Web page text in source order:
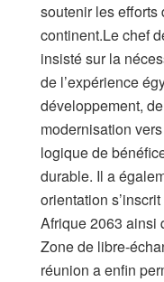
soutenir les efforts
continent.Le chef
insisté sur la
de l’expérience
développement,
modernisation
logique de
durable. Il a
orientation
Afrique 2063 ainsi
Zone de libre-
réunion a enfin